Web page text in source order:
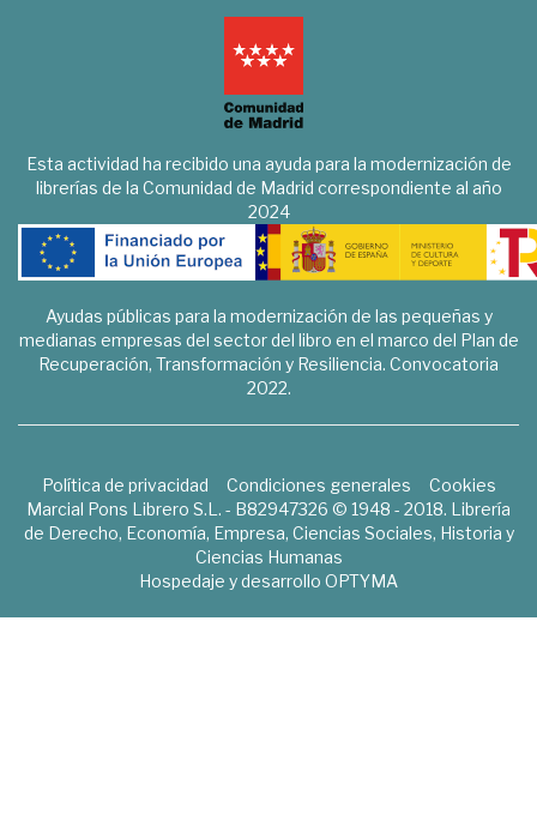
Esta actividad ha recibido una ayuda para la modernización de
librerías de la Comunidad de Madrid correspondiente al año
2024
Ayudas públicas para la modernización de las pequeñas y
medianas empresas del sector del libro en el marco del Plan de
Recuperación, Transformación y Resiliencia. Convocatoria
2022.
Política de privacidad Condiciones generales
Cookies
Marcial Pons Librero S.L. - B82947326 © 1948 - 2018. Librería
de Derecho, Economía, Empresa, Ciencias Sociales, Historia y
Ciencias Humanas
Hospedaje y desarrollo OPTYMA